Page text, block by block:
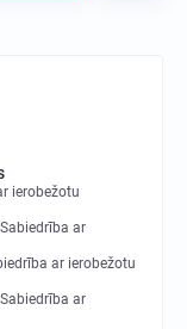
ierobežotu
ar
ar ierobežotu
ar